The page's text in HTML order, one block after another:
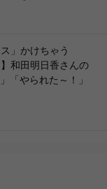
」かけちゃう
和田明日香さんの
「やられた～！」